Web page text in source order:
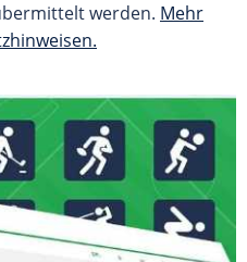
werden. Mehr